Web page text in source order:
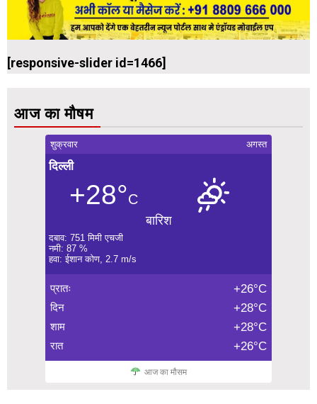
[responsive-slider id=1466]
आज का मौषम
शुक्रवार अगस्त
दिल्ली
+28°C
बारिश
दबाव: 751 मिमी एचजी
नमी: 87 %
हवा: ईशान कोण, 2.7 m/s
प्रातः +26°C
दिन +28°C
शाम +28°C
रात +26°C
आज का मौसम